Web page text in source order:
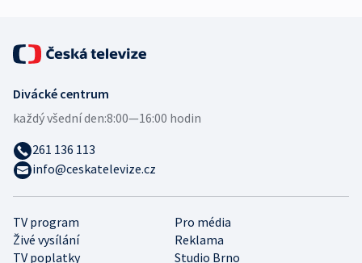
TV program
Pro média
Živé vysílání
Reklama
TV poplatky
Studio Brno
Divácké centrum
každý všední den:8:00—16:00 hodin
261 136 113
info@ceskatelevize.cz